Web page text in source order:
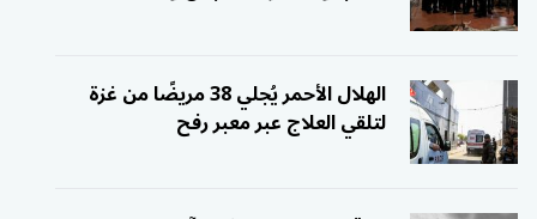
الهلال الأحمر يُجلي 38 مريضًا من غزة
لتلقي العلاج عبر معبر رفح